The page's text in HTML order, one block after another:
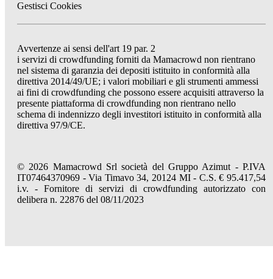
Gestisci Cookies
Avvertenze ai sensi dell'art 19 par. 2
i servizi di crowdfunding forniti da Mamacrowd non rientrano
nel sistema di garanzia dei depositi istituito in conformità alla
direttiva 2014/49/UE; i valori mobiliari e gli strumenti ammessi
ai fini di crowdfunding che possono essere acquisiti attraverso la
presente piattaforma di crowdfunding non rientrano nello
schema di indennizzo degli investitori istituito in conformità alla
direttiva 97/9/CE.
© 2026 Mamacrowd Srl società del Gruppo Azimut - P.IVA
IT07464370969 - Via Timavo 34, 20124 MI - C.S. € 95.417,54
i.v. - Fornitore di servizi di crowdfunding autorizzato con
delibera n. 22876 del 08/11/2023